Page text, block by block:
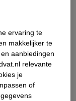
roodheid.
misselijkheid,
een dikke keel of
de borst,
ervaring te
makkelijker te
aanbiedingen
relevante
je
of